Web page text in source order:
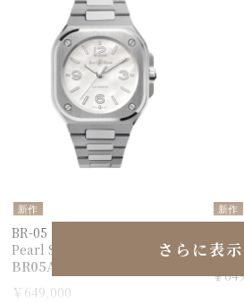
新作
BR-05 36 mm Mother Of
Pearl Steel
BR05A-S-MP-ST/SST
￥649,000
新作
￥
さらに表示